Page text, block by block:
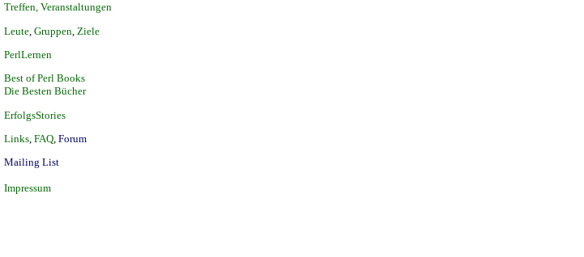
Treffen, Veranstaltungen
Leute Gruppen Ziele
PerlLernen
Best of Perl Books
Die Besten Bücher
ErfolgsStories
Links FAQ Forum
Mailing List
Impressum